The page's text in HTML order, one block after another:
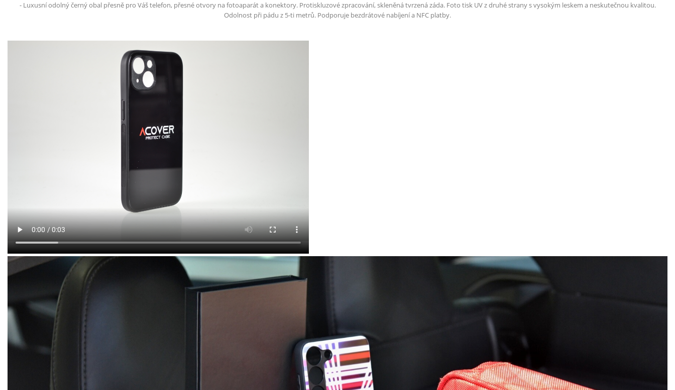
- Luxusní odolný černý obal přesně pro Váš telefon, přesné otvory na fotoaparát a konektory. Protiskluzové zpracování, skleněná tvrzená záda. Foto tisk UV z druhé strany s vysokým leskem a neskutečnou kvalitou.
Odolnost při pádu z 5-ti metrů. Podporuje bezdrátové nabíjení a NFC platby.